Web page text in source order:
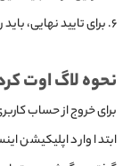
۶. برای تایید نهایی، باید رمز عبور خود را دوباره وارد کنید.
نحوه لاگ اوت
برای خروج از حساب
ابتدا وارد اپلیکیشن